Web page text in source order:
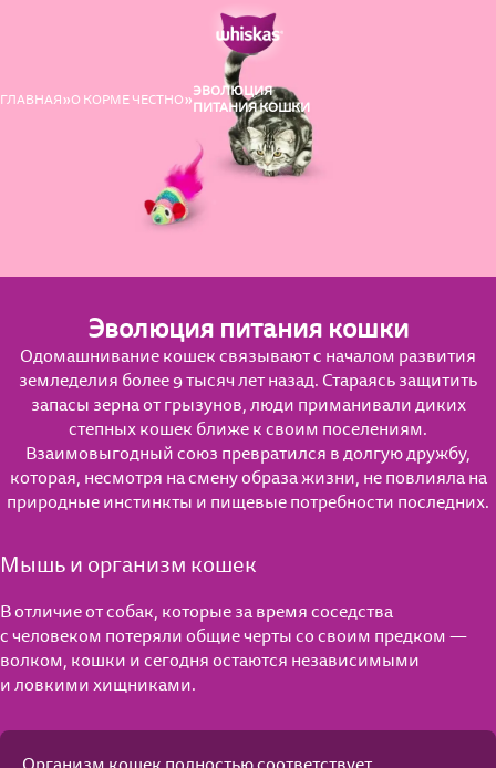
ГЛАВНАЯ О КОРМЕ ЧЕСТНО ЭВОЛЮЦИЯ
ПИТАНИЯ КОШКИ
Эволюция питания кошки
Одомашнивание кошек связывают с началом развития
земледелия более 9 тысяч лет назад. Стараясь защитить
запасы зерна от грызунов, люди приманивали диких
степных кошек ближе к своим поселениям.
Взаимовыгодный союз превратился в долгую дружбу,
которая, несмотря на смену образа жизни, не повлияла на
природные инстинкты и пищевые потребности последних.
Мышь и организм кошек
В отличие от собак, которые за время соседства
с человеком потеряли общие черты со своим предком —
волком, кошки и сегодня остаются независимыми
и ловкими хищниками.